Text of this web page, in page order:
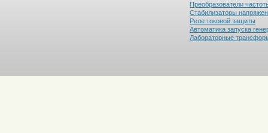
Преобразователи
Стабилизаторы
Реле токовой защиты
Автоматика запуска
Лабораторные